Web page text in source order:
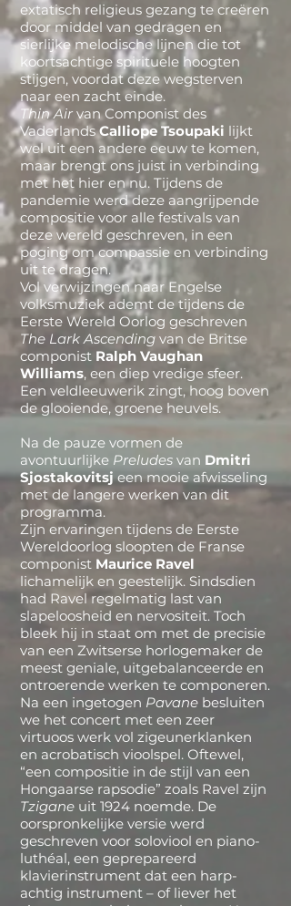
extatisch religieus gezang te creëren
door middel van gedragen en
sierlijke melodische lijnen die tot
koortsachtige spirituele hoogten
stijgen, voordat deze wegsterven
naar een zacht einde.
Thin Air van Componist des
VaderlandsCalliope Tsoupaki lijkt
wel uit een andere eeuw te komen,
maar brengt ons juist in verbinding
met het hier en nu. Tijdens de
pandemie werd deze aangrijpende
compositie voor alle festivals van
deze wereld geschreven, in een
poging om compassie en verbinding
uit te dragen.
Vol verwijzingen naar Engelse
volksmuziek ademt de tijdens de
Eerste Wereld Oorlog geschreven
The Lark Ascending van de Britse
componist Ralph Vaughan
Williams, een diep vredige sfeer.
Een veldleeuwerik zingt, hoog boven
de glooiende, groene heuvels.
Na de pauze vormen de
avontuurlijke Preludes van Dmitri
Sjostakovitsjeen mooie afwisseling
met de langere werken van dit
programma.
Zijn ervaringen tijdens de Eerste
Wereldoorlog sloopten de Franse
componist Maurice Ravel
lichamelijk en geestelijk. Sindsdien
had Ravel regelmatig last van
slapeloosheid en nervositeit. Toch
bleek hij in staat om met de precisie
van een Zwitserse horlogemaker de
meest geniale, uitgebalanceerde en
ontroerende werken te componeren.
Na een ingetogen Pavane besluiten
we het concert met een zeer
virtuoos werk vol zigeunerklanken
en acrobatisch vioolspel. Oftewel,
“een compositie in de stijl van een
Hongaarse rapsodie” zoals Ravel zijn
Tzigane uit 1924 noemde. De
oorspronkelijke versie werd
geschreven voor soloviool en piano-
luthéal, een geprepareerd
klavierinstrument dat een harp-
achtig instrument – of liever het